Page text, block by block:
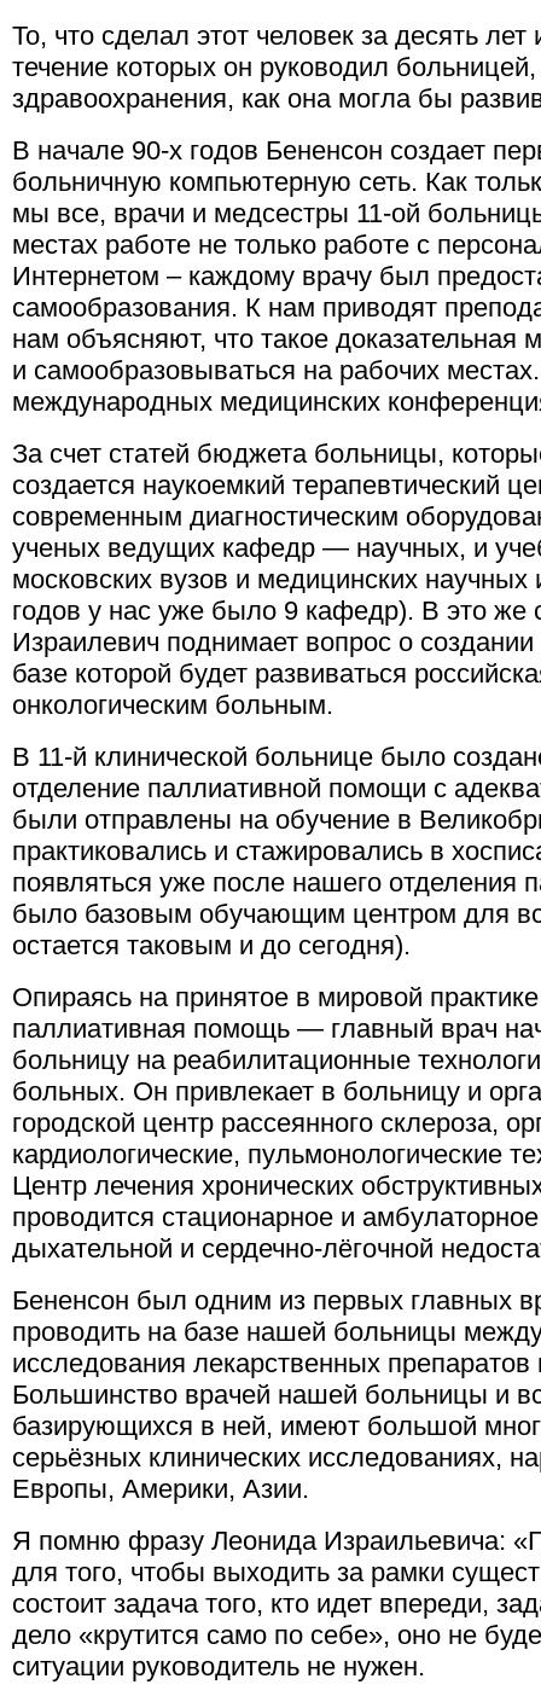
То, что сделал этот человек за десять
течение которых он руководил
здравоохранения, как она могла бы
В начале 90-х годов Бененсон создает
больничную компьютерную сеть. Как
мы все, врачи и медсестры 11-ой
местах работе не только работе с
Интернетом – каждому врачу был
самообразования. К нам приводят
нам объясняют, что такое
и самообразовываться на рабочих
международных медицинских
За счет статей бюджета больницы,
создается наукоемкий терапевтический
современным диагностическим
ученых ведущих кафедр — научных, и
московских вузов и медицинских научных
годов у нас уже было 9 кафедр). В это же
Израилевич поднимает вопрос о
базе которой будет развиваться
онкологическим больным.
В 11-й клинической больнице было
отделение паллиативной помощи с
были отправлены на обучение в
практиковались и стажировались в
появляться уже после нашего отделения
было базовым обучающим центром для
остается таковым и до сегодня).
Опираясь на принятое в мировой
паллиативная помощь — главный врач
больницу на реабилитационные
больных. Он привлекает в больницу и
городской центр рассеянного склероза,
кардиологические, пульмонологические
Центр лечения хронических
проводится стационарное и
дыхательной и сердечно-лёгочной
Бененсон был одним из первых главных
проводить на базе нашей больницы
исследования лекарственных
Большинство врачей нашей больницы и
базирующихся в ней, имеют большой
серьёзных клинических исследованиях,
Европы, Америки, Азии.
Я помню фразу Леонида Израильевича:
для того, чтобы выходить за рамки
состоит задача того, кто идет впереди,
дело «крутится само по себе», оно не
ситуации руководитель не нужен.